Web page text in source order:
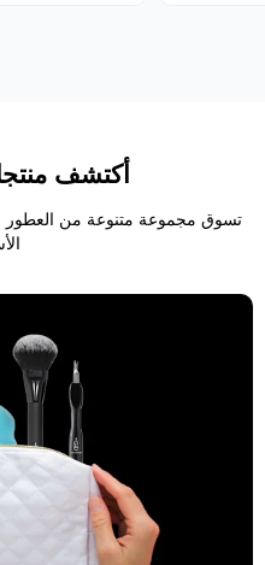
أكتشف
تسوق مجموعة متنوعة من العطور